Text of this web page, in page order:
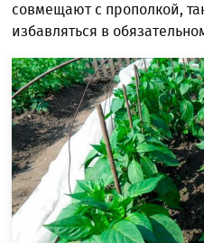
совмещают с прополкой,
избавляться в